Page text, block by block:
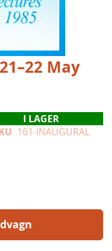
May
I LAGER
161-INAUGURAL